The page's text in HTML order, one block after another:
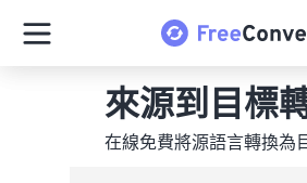
來源到目標
在線免費將源語言轉換為